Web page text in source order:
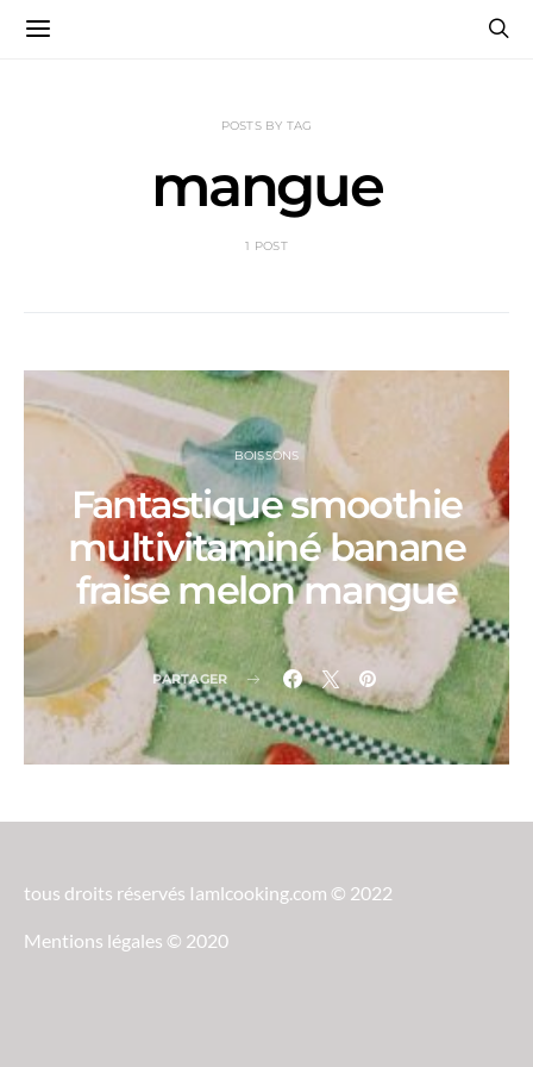
POSTS BY TAG
mangue
1 POST
BOISSONS
Fantastique smoothie
multivitaminé banane
fraise melon mangue
PARTAGER
tous droits réservés Iamlcooking.com © 2022
Mentions légales © 2020